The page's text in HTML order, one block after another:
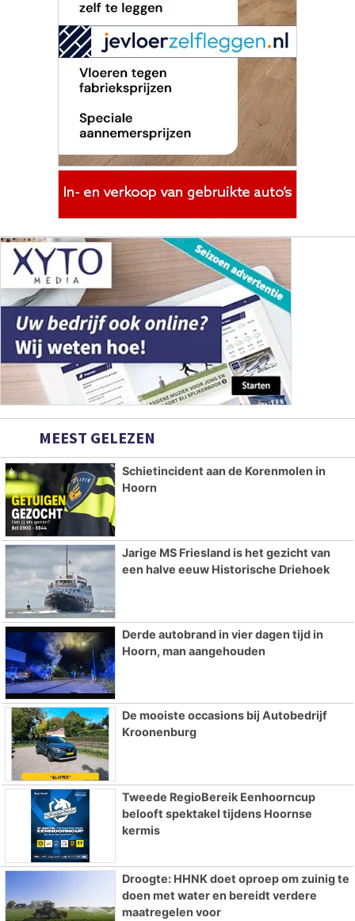
MEEST GELEZEN
Schietincident aan de Korenmolen in
Hoorn
Jarige MS Friesland is het gezicht van
een halve eeuw Historische Driehoek
Derde autobrand in vier dagen tijd in
Hoorn, man aangehouden
De mooiste occasions bij Autobedrijf
Kroonenburg
Tweede RegioBereik Eenhoorncup
belooft spektakel tijdens Hoornse
kermis
Droogte: HHNK doet oproep om zuinig te
doen met water en bereidt verdere
maatregelen voor